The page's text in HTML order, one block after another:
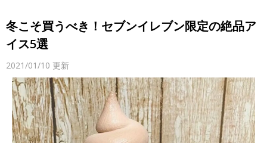
冬こそ買うべき！セブンイレブン限定の絶品ア
イス5選
2021/01/10 更新